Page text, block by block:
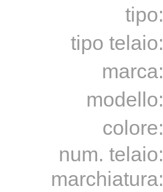
tipo:
tipo telaio:
marca:
modello:
colore:
num. telaio:
marchiatura: